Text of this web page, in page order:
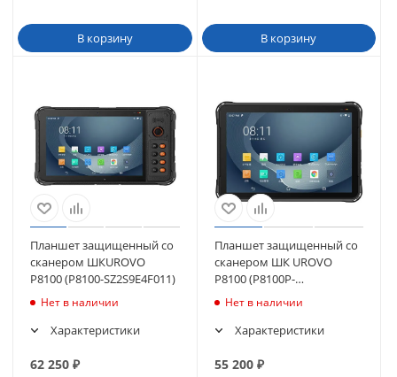
В корзину В корзину
Планшет защищенный со
сканером ШКUROVO
P8100 (P8100-SZ2S9E4F011)
Нет в наличии
Характеристики
62 250 ₽
Планшет защищенный со
сканером ШК UROVO
P8100 (P8100P-
SZ2S10E4021)
Нет в наличии
Характеристики
55 200₽